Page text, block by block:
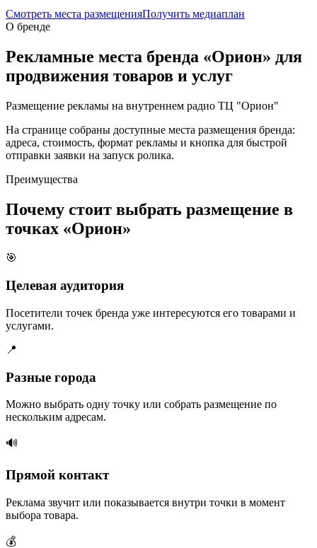
Смотреть места размещенияПолучить медиаплан
О бренде
Рекламные места бренда «Орион» для
продвижения товаров и услуг
Размещение рекламы на внутреннем радио ТЦ "Орион"
На странице собраны доступные места размещения бренда:
адреса, стоимость, формат рекламы и кнопка для быстрой
отправки заявки на запуск ролика.
Преимущества
Почему стоит выбрать размещение в
точках «Орион»
🎯
Целевая аудитория
Посетители точек бренда уже интересуются его товарами и
услугами.
📍
Разные города
Можно выбрать одну точку или собрать размещение по
нескольким адресам.
🔊
Прямой контакт
Реклама звучит или показывается внутри точки в момент
выбора товара.
💰